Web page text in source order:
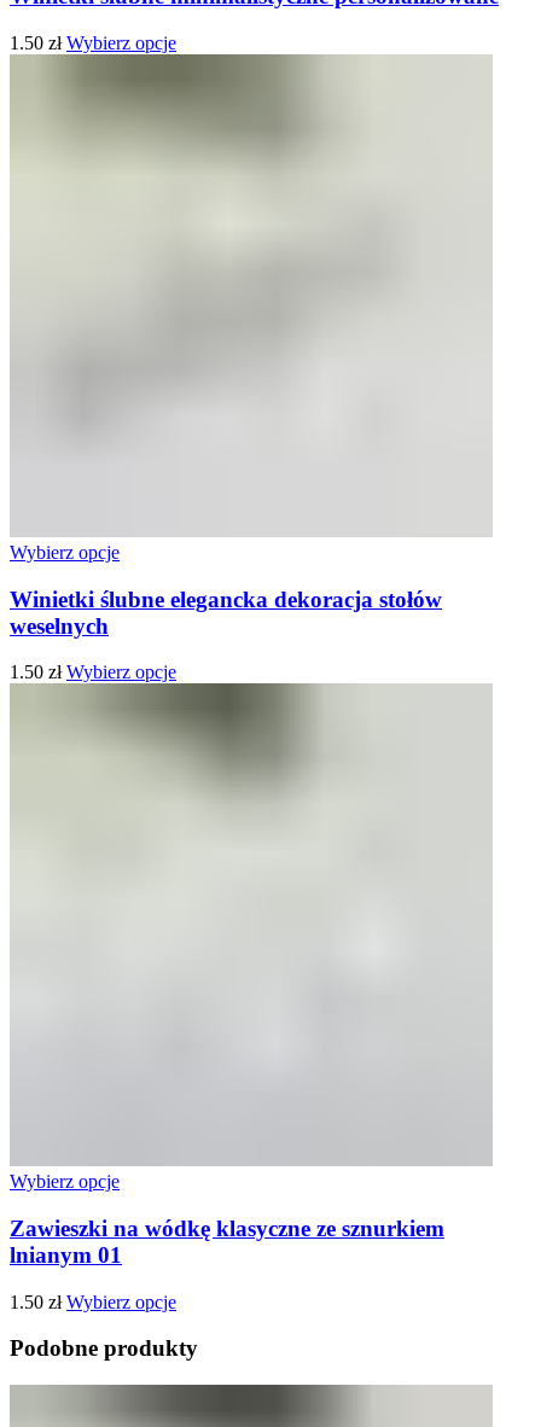
1.50 zł Wybierz opcje
Wybierz opcje
Winietki ślubne elegancka dekoracja stołów
weselnych
1.50 zł Wybierz opcje
Wybierz opcje
Zawieszki na wódkę klasyczne ze sznurkiem
lnianym 01
1.50 zł Wybierz opcje
Podobne produkty